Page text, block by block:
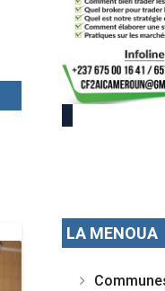
LA MENOUA